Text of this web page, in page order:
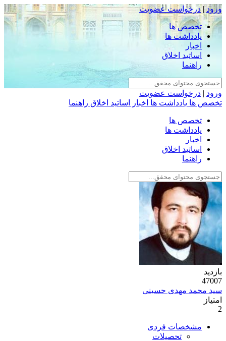
ورود| درخواست عضویت
تخصص ها
یادداشت ها
اخبار
اساتید اخلاق
راهنما
ورود | درخواست عضویت
تخصص ها یادداشت ها اخبار اساتید اخلاق راهنما
تخصص ها
یادداشت ها
اخبار
اساتید اخلاق
راهنما
بازدید
47007
سید محمد مهدی حسینی
امتیاز
2
مشخصات فردی
تحصیلات